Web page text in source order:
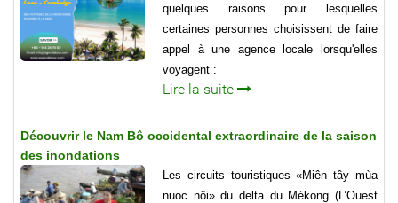
quelques raisons pour lesquelles
certaines personnes choisissent de faire
appel à une agence locale lorsqu'elles
voyagent :
Lire la suite
Découvrir le Nam Bô occidental extraordinaire de la saison
des inondations
Les circuits touristiques «Miên tây mùa
nuoc nôi» du delta du Mékong (L’Ouest